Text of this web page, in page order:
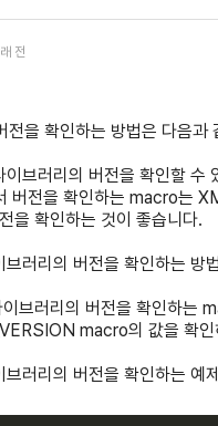
전
을 확인하는 방법은 다음과
브러리의 버전을 확인할 수
버전을 확인하는 macro는
을 확인하는 것이 좋습니다.
러리의 버전을 확인하는 방
브러리의 버전을 확인하는
macro의 값을 확인
러리의 버전을 확인하는 예